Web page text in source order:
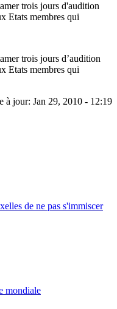
trois jours d'audition
Etats membres qui
trois jours d’audition
Etats membres qui
à jour: Jan 29, 2010 - 12:19
de ne pas s'immiscer
mondiale